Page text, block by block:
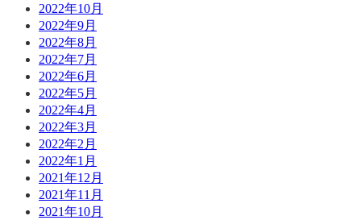
2022年10月
2022年9月
2022年8月
2022年7月
2022年6月
2022年5月
2022年4月
2022年3月
2022年2月
2022年1月
2021年12月
2021年11月
2021年10月